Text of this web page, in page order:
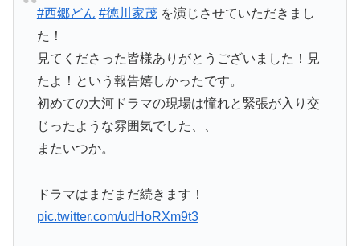
#西郷どん #徳川家茂を演じさせていただきまし
た！
見てくださった皆様ありがとうございました！見
たよ！という報告嬉しかったです。
初めての大河ドラマの現場は憧れと緊張が入り交
じったような雰囲気でした、、
またいつか。
ドラマはまだまだ続きます！
pic.twitter.com/udHoRXm9t3